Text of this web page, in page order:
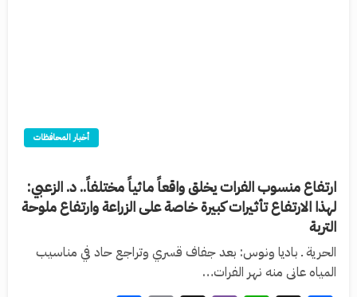
أخبار المحافظات
ارتفاع منسوب الفرات يخلق واقعاً مائياً مختلفاً.. د. الزعبي:
لهذا الارتفاع تأثيرات كبيرة خاصة على الزراعة وارتفاع ملوحة
التربة
الحرية ـ باديا ونوس: بعد جفاف قسري وتراجع حاد في مناسيب
المياه عانى منه نهر الفرات…